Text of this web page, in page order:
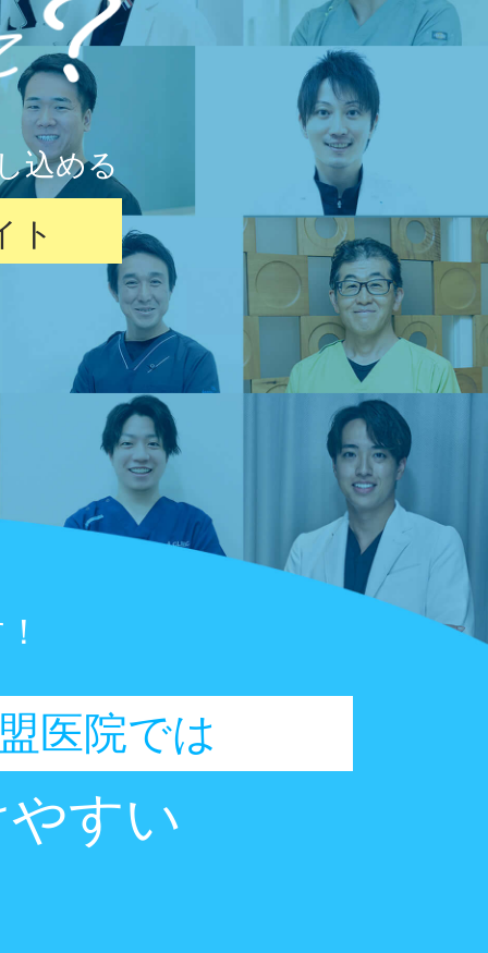
込める
ト
医院では
すい